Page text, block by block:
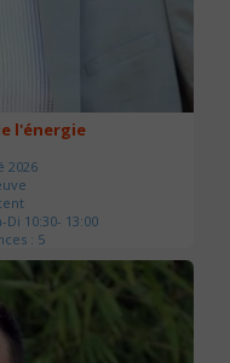
l'énergie
2026
Di 10:30- 13:00
: 5